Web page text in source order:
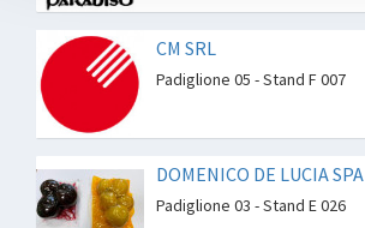
CM SRL
Padiglione 05 - Stand F 007
DOMENICO DE LUCIA SPA
Padiglione 03 - Stand E 026